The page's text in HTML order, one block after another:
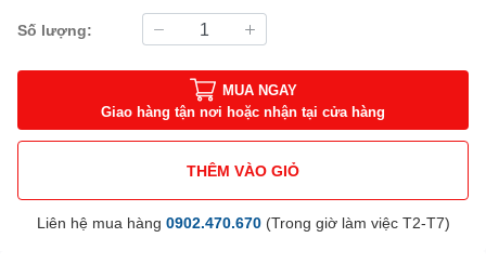
Số lượng:
MUA NGAY
Giao hàng tận nơi hoặc nhận tại cửa hàng
THÊM VÀO GIỎ
Liên hệ mua hàng 0902.470.670(Trong giờ làm việc T2-T7)